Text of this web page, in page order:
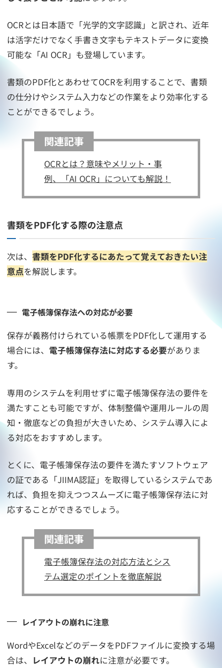
OCRとは日本語で「光学的文字認識」と訳され、近年
は活字だけでなく手書き文字もテキストデータに変換
可能な「AI OCR」も登場しています。
書類のPDF化とあわせてOCRを利用することで、書類
の仕分けやシステム入力などの作業をより効率化する
ことができるでしょう。
関連記事
OCRとは？意味やメリット・事
例、「AI OCR」についても解説！
書類をPDF化する際の注意点
次は、 書類をPDF化するにあたって覚えておきたい注
意点を解説します。
電子帳簿保存法への対応が必要
保存が義務付けられている帳票をPDF化して運用する
場合には、 電子帳簿保存法に対応する必要がありま
す。
専用のシステムを利用せずに電子帳簿保存法の要件を
満たすことも可能ですが、体制整備や運用ルールの周
知・徹底などの負担が大きいため、システム導入によ
る対応をおすすめします。
とくに、電子帳簿保存法の要件を満たすソフトウェア
の証である「JIIMA認証」を取得しているシステムであ
れば、負担を抑えつつスムーズに電子帳簿保存法に対
応することができるでしょう。
関連記事
電子帳簿保存法の対応方法とシス
テム選定のポイントを徹底解説
レイアウトの崩れに注意
WordやExcelなどのデータをPDFファイルに変換する場
合は、
レイアウトの崩れに注意が必要です。